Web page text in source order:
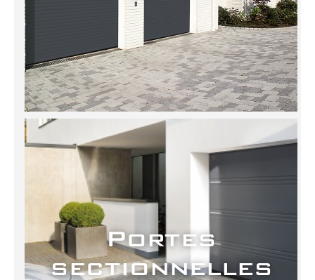
Portes
sectionnelles